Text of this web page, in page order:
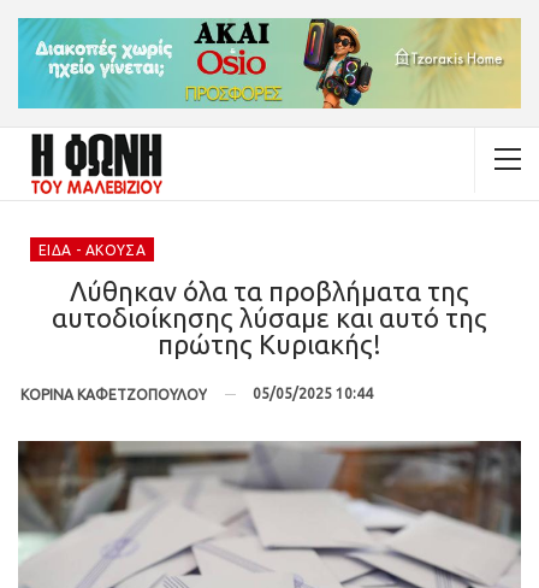
ΕΊΔΑ - ΆΚΟΥΣΑ
Λύθηκαν όλα τα προβλήματα της
αυτοδιοίκησης λύσαμε και αυτό της
πρώτης Κυριακής!
ΚΟΡΙΝΑ ΚΑΦΕΤΖΟΠΟΥΛΟΥ 05/05/2025 10:44